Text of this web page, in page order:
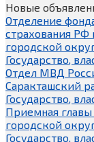
Новые
Отделение
страхования РФ
городской
Государство,
Отдел МВД
Саракташский
Государство,
Приемная
городской
Государство,